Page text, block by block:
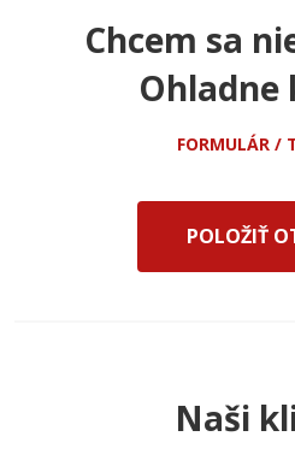
Chcem sa
Ohladne
FORMULÁR /
POLOŽIŤ
Naši